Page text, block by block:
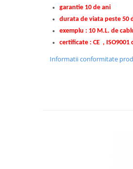
garantie 10 de ani
durata de viata peste 50
exemplu : 10 M.L. de
certificate : CE ,
Informatii conformitate